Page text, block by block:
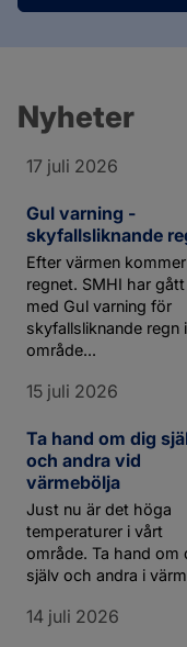
Nyheter
17 juli 2026
Gul varning -
skyfallsliknande
Efter värmen kommer
regnet. SMHI har
med Gul varning för
skyfallsliknande regn
område...
15 juli 2026
Ta hand om dig
och andra vid
värmebölja
Just nu är det höga
temperaturer i vårt
område. Ta hand om
själv och andra i
14 juli 2026